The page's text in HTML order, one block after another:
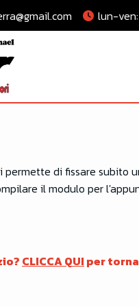
lun-ven:
permette di fissare subito
il modulo per
CLICCA QUI per